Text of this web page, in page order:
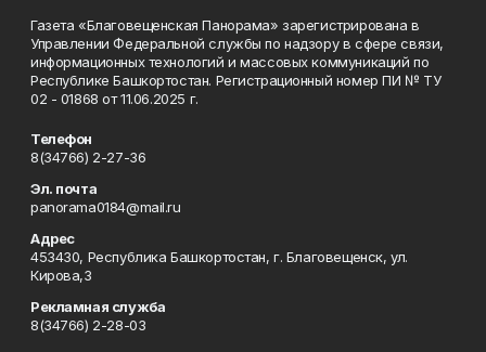
Газета «Благовещенская Панорама» зарегистрирована в
Управлении Федеральной службы по надзору в сфере связи,
информационных технологий и массовых коммуникаций по
Республике Башкортостан. Регистрационный номер ПИ № ТУ
02 - 01868 от 11.06.2025 г.
Телефон
8(34766) 2-27-36
Эл. почта
panorama0184@mail.ru
Адрес
453430, Республика Башкортостан, г. Благовещенск, ул.
Кирова,3
Рекламная служба
8(34766) 2-28-03